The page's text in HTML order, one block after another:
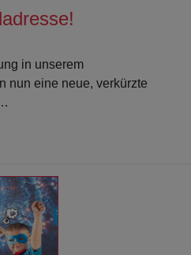
in unserem
nun eine neue, verkürzte